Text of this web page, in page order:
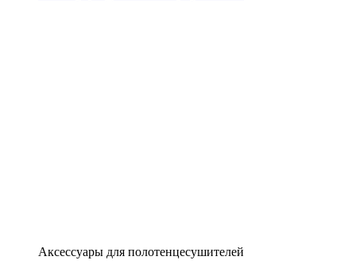
Аксессуары для полотенцесушителей